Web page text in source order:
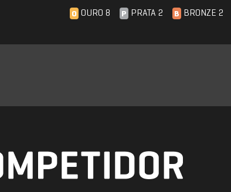
O OURO 8 P PRATA 2 B BRONZE 2